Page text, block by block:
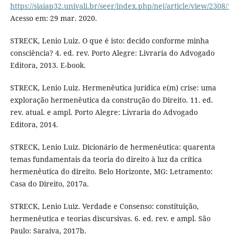
https://siaiap32.univali.br/seer/index.php/nej/article/view/2308/
Acesso em: 29 mar. 2020.
STRECK, Lenio Luiz. O que é isto: decido conforme minha
consciência? 4. ed. rev. Porto Alegre: Livraria do Advogado
Editora, 2013. E-book.
STRECK, Lenio Luiz. Hermenêutica jurídica e(m) crise: uma
exploração hermenêutica da construção do Direito. 11. ed.
rev. atual. e ampl. Porto Alegre: Livraria do Advogado
Editora, 2014.
STRECK, Lenio Luiz. Dicionário de hermenêutica: quarenta
temas fundamentais da teoria do direito à luz da crítica
hermenêutica do direito. Belo Horizonte, MG: Letramento:
Casa do Direito, 2017a.
STRECK, Lenio Luiz. Verdade e Consenso: constituição,
hermenêutica e teorias discursivas. 6. ed. rev. e ampl. São
Paulo: Saraiva, 2017b.